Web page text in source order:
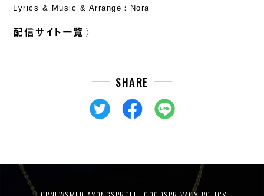
Lyrics & Music & Arrange：Nora
配信サイト一覧
SHARE